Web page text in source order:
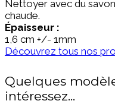
Nettoyer avec du
chaude.
Épaisseur :
1,6 cm +/- 1mm
Découvrez tous nos
Quelques
intéressez...